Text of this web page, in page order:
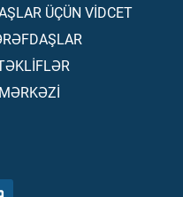
ÜÇÜN VİDCET